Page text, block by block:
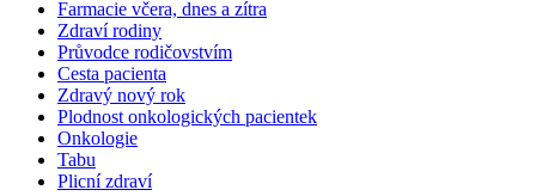
Farmacie včera, dnes a zítra
Zdraví rodiny
Průvodce rodičovstvím
Cesta pacienta
Zdravý nový rok
Plodnost onkologických pacientek
Onkologie
Tabu
Plicní zdraví